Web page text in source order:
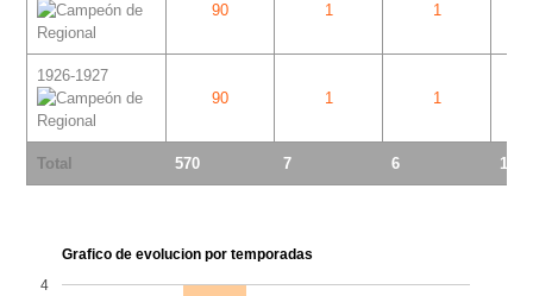
90
1 1
1926-1927
90
1 1
Total 570 7 6 1
Grafico de evolucion por temporadas
4